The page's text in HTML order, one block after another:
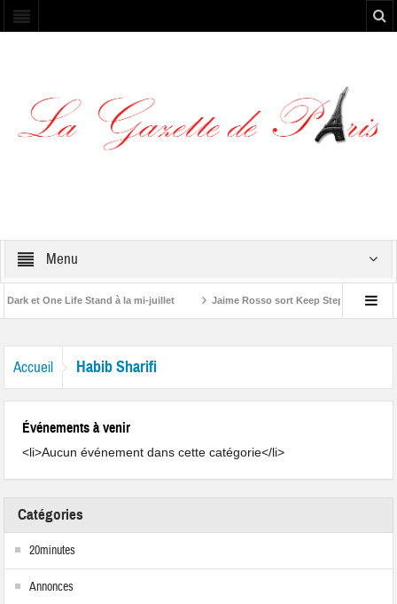
Menu
et One Life Stand à la mi-juillet Jaime Rosso sort Keep Stepping, son
Accueil Habib Sharifi
Événements à venir
<li>Aucun événement dans cette catégorie</li>
Catégories
20minutes
Annonces